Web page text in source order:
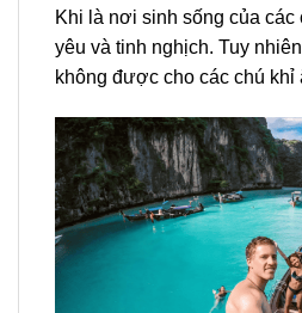
Khi là nơi sinh sống của các
yêu và tinh nghịch. Tuy
không được cho các chú khỉ